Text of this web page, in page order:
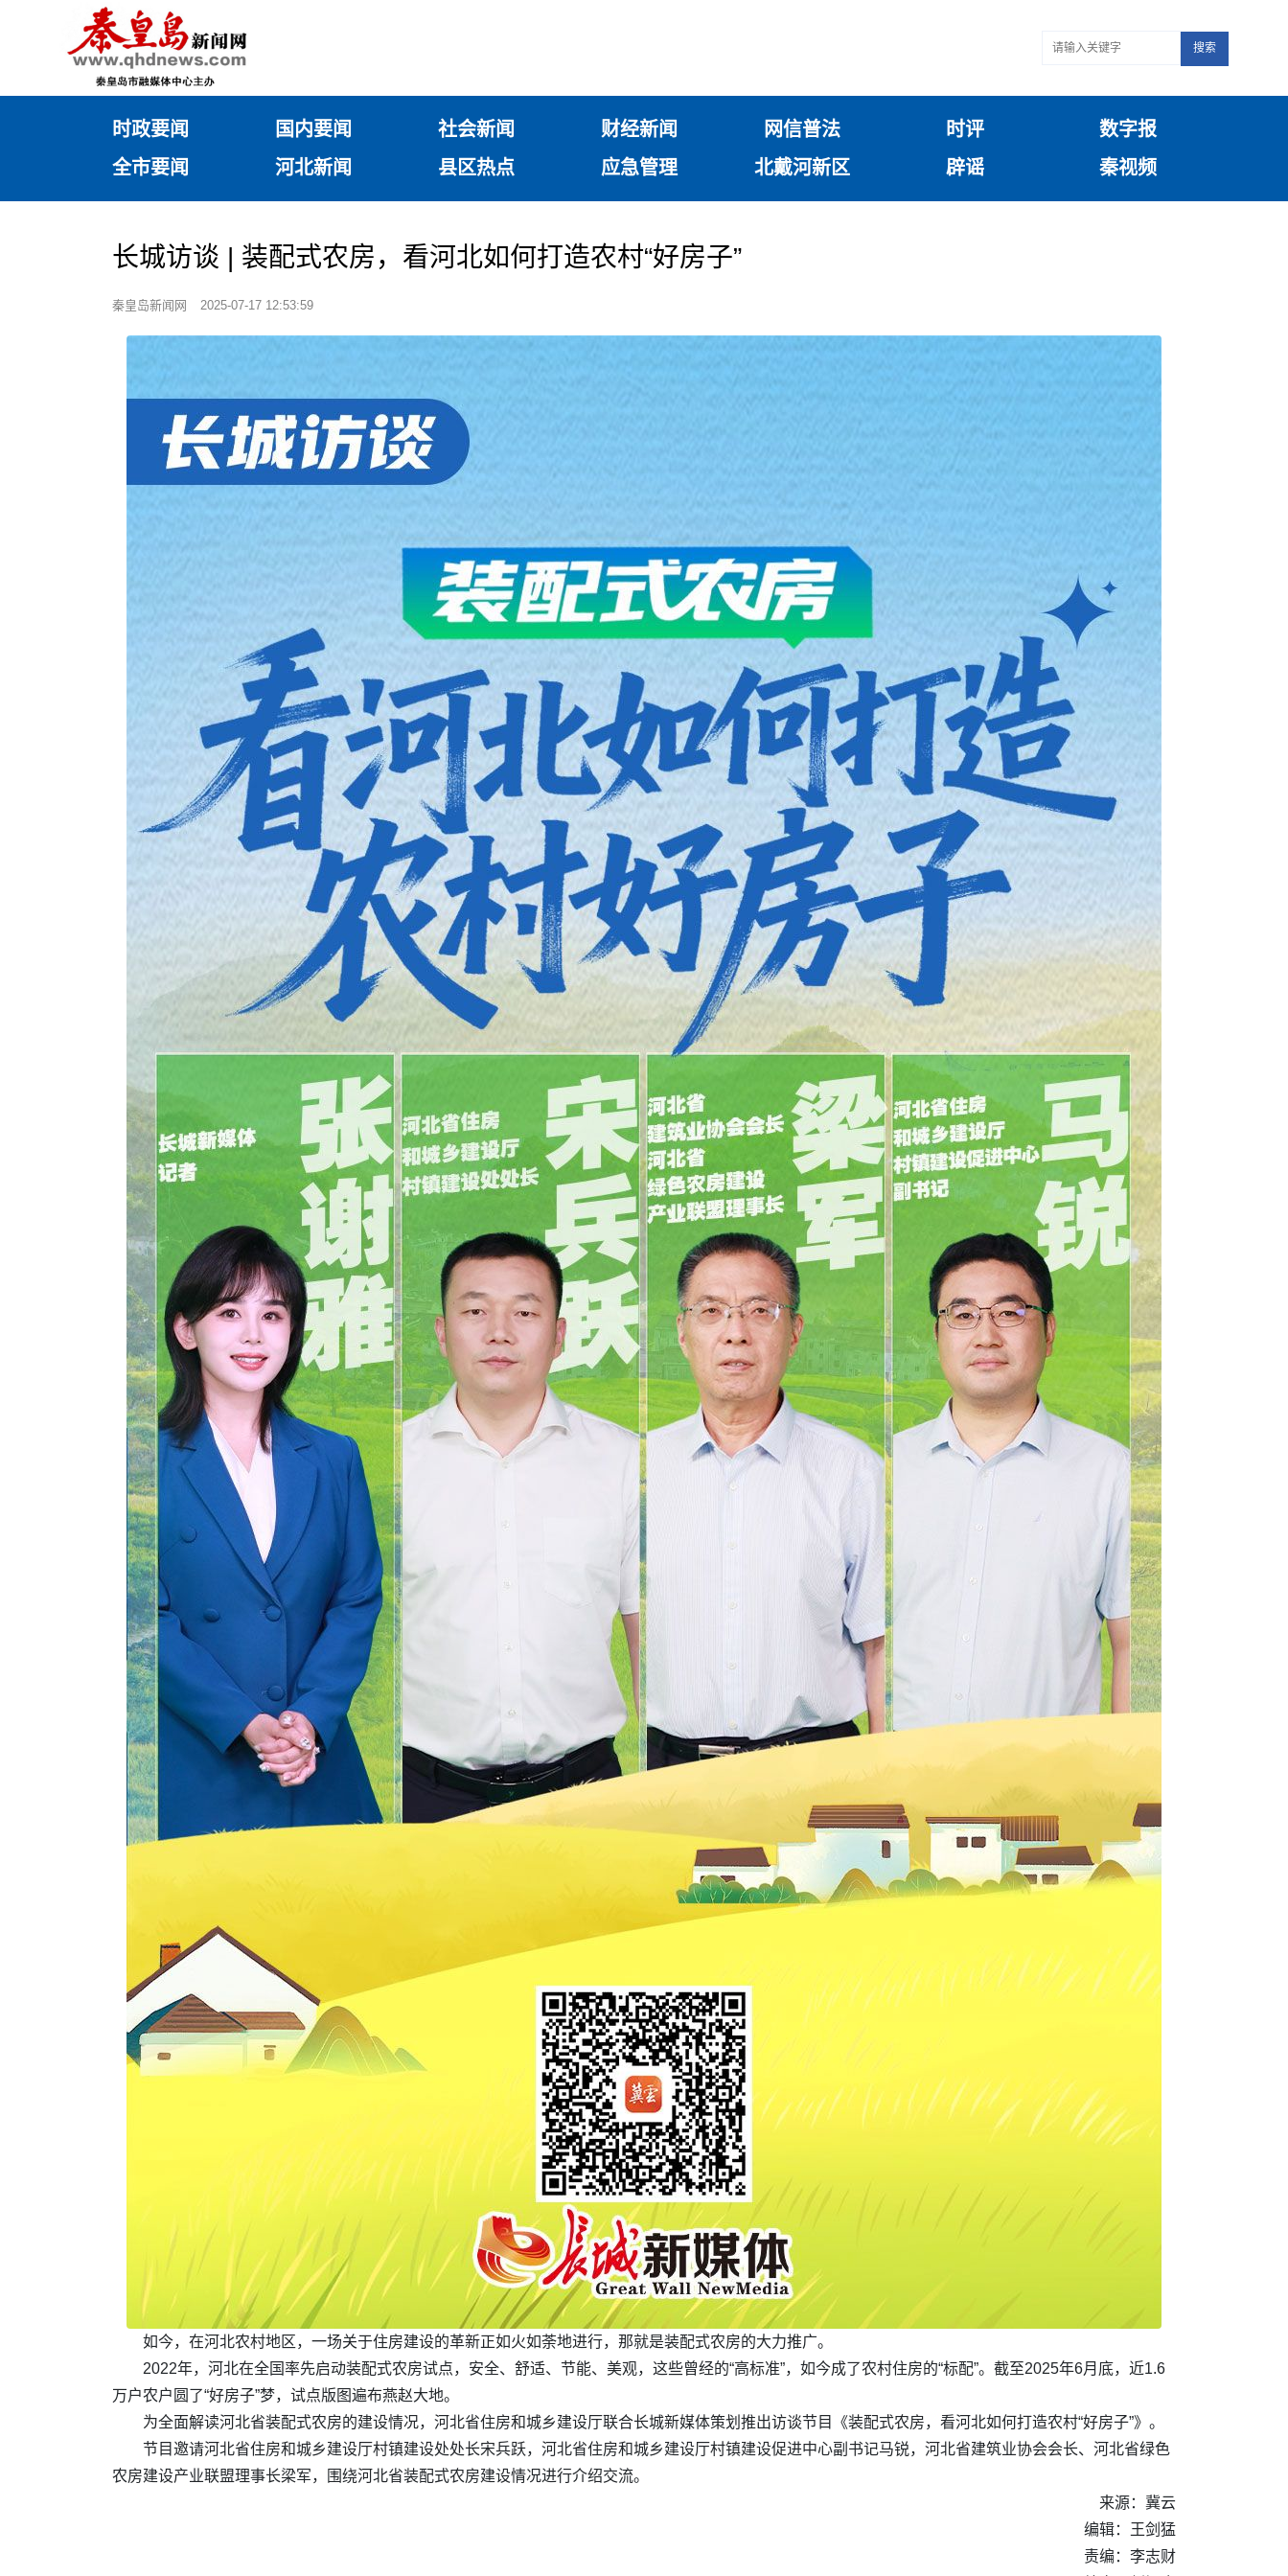
搜索
时政要闻 国内要闻 社会新闻 财经新闻 网信普法 时评
数字报
全市要闻
河北新闻 县区热点 应急管理 北戴河新区 辟谣 秦视频
长城访谈 | 装配式农房，看河北如何打造农村“好房子”
秦皇岛新闻网 2025-07-17 12:53:59
如今，在河北农村地区，一场关于住房建设的革新正如火如荼地进行，那就是装配式农房的大力推广。
2022年，河北在全国率先启动装配式农房试点，安全、舒适、节能、美观，这些曾经的“高标准”，如今成了农村住房的“标配”。截至2025年6月底，近1.6
万户农户圆了“好房子”梦，试点版图遍布燕赵大地。
为全面解读河北省装配式农房的建设情况，河北省住房和城乡建设厅联合长城新媒体策划推出访谈节目《装配式农房，看河北如何打造农村“好房子”》。
节目邀请河北省住房和城乡建设厅村镇建设处处长宋兵跃，河北省住房和城乡建设厅村镇建设促进中心副书记马锐，河北省建筑业协会会长、河北省绿色
农房建设产业联盟理事长梁军，围绕河北省装配式农房建设情况进行介绍交流。
来源：冀云
编辑：王剑猛
责编：李志财